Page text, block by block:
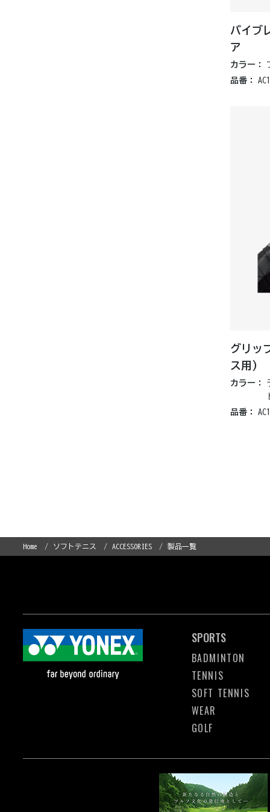
バイブ
ア
カラー：
品番：
グリッ
ス用)
カラー：
品番：
Home ソフトテニス ACCESSORIES 製品一覧
SPORTS
BADMINTON
TENNIS
SOFT TENNIS
WEAR
GOLF